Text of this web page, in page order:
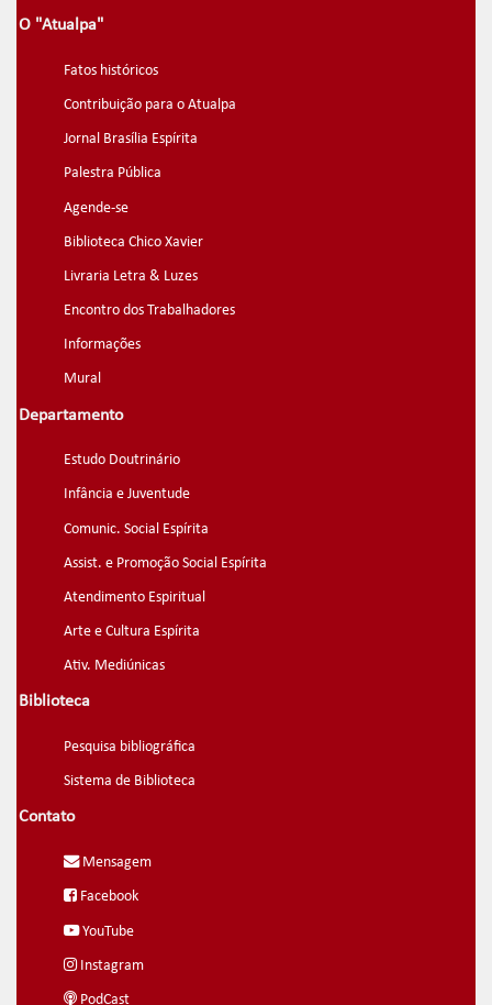
O "Atualpa"
Fatos históricos
Contribuição para o Atualpa
Jornal Brasília Espírita
Palestra Pública
Agende-se
Biblioteca Chico Xavier
Livraria Letra & Luzes
Encontro dos Trabalhadores
Informações
Mural
Departamento
Estudo Doutrinário
Infância e Juventude
Comunic. Social Espírita
Assist. e Promoção Social Espírita
Atendimento Espiritual
Arte e Cultura Espírita
Ativ. Mediúnicas
Biblioteca
Pesquisa bibliográfica
Sistema de Biblioteca
Contato
Mensagem
Facebook
YouTube
Instagram
PodCast